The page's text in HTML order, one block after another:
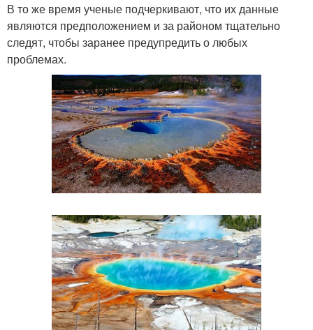
В то же время ученые подчеркивают, что их данные
являются предположением и за районом тщательно
следят, чтобы заранее предупредить о любых
проблемах.